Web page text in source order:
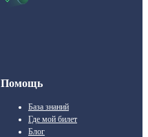
Помощь
База знаний
Где мой билет
Блог